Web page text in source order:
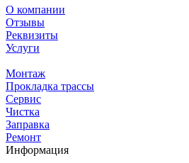
О компании
Отзывы
Реквизиты
Услуги
Монтаж
Прокладка трассы
Сервис
Чистка
Заправка
Ремонт
Информация